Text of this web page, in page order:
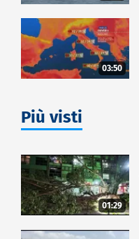
03:50
Più visti
01:29